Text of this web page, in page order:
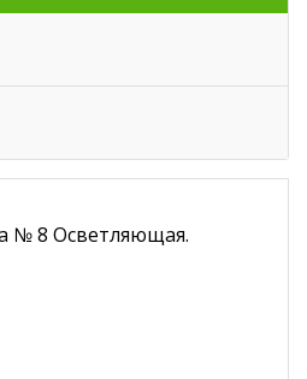
№ 8 Осветляющая.